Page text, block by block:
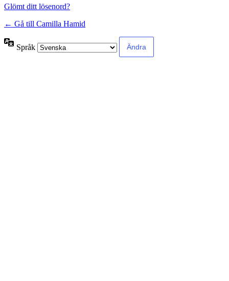
Glömt ditt lösenord?
← Gå till Camilla Hamid
Språk